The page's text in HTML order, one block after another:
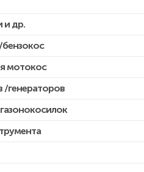
и др.
/Husqvarna /Oleo-mac /Echo и др.
мотокос
/генераторов
шуруповертов